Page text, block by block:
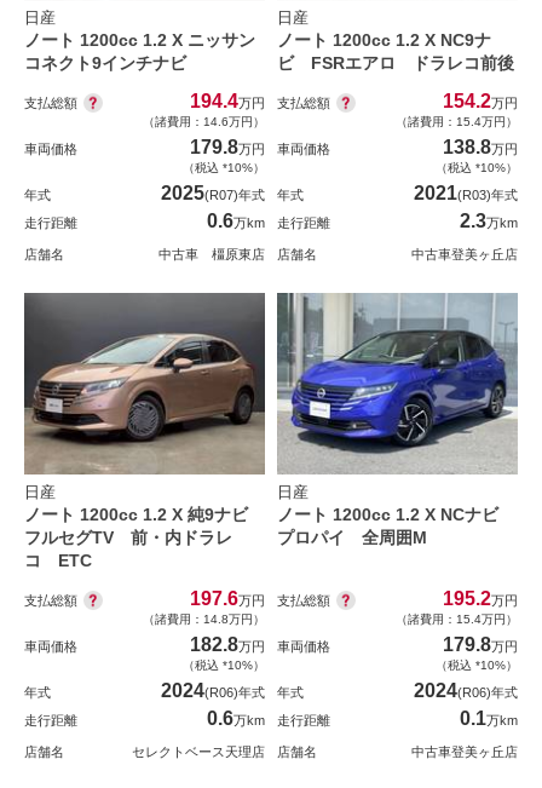
日産
ノート 1200cc 1.2 X ニッサン
コネクト9インチナビ
支払総額 194.4万円
（諸費用：14.6万円）
車両価格 179.8万円
（税込 *10%）
年式 2025(R07)年式
走行距離
0.6万km
店舗名 中古車 橿原東店
日産
ノート 1200cc 1.2 X NC9ナ
ビ FSRエアロ ドラレコ前後
支払総額 154.2万円
（諸費用：15.4万円）
車両価格 138.8万円
（税込 *10%）
年式 2021(R03)年式
走行距離
2.3万km
店舗名 中古車登美ヶ丘店
日産
ノート 1200cc 1.2 X 純9ナビ
フルセグTV 前・内ドラレ
コ ETC
支払総額 197.6万円
（諸費用：14.8万円）
車両価格 182.8万円
（税込 *10%）
年式 2024(R06)年式
走行距離
0.6万km
店舗名 セレクトベース天理店
日産
ノート 1200cc 1.2 X NCナビ
プロパイ 全周囲M
支払総額 195.2万円
（諸費用：15.4万円）
車両価格 179.8万円
（税込 *10%）
年式 2024(R06)年式
走行距離
0.1万km
店舗名 中古車登美ヶ丘店